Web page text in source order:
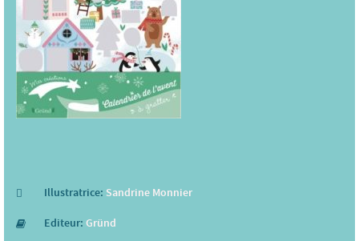
Illustratrice: Sandrine Monnier
Editeur: Gründ